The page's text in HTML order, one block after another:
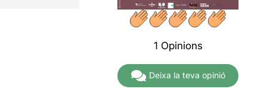
1 Opinions
Deixa la teva opinió